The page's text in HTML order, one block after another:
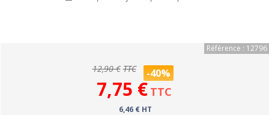
Référence : 12796
12,90 € TTC -40%
7,75 € TTC
6,46 € HT